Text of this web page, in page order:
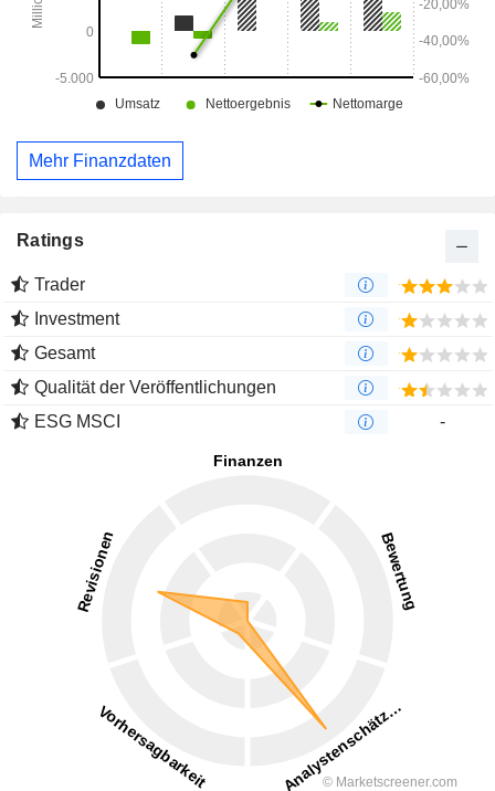
Mehr Finanzdaten
Ratings
Trader
Investment
Gesamt
Qualität der Veröffentlichungen
ESG MSCI
-